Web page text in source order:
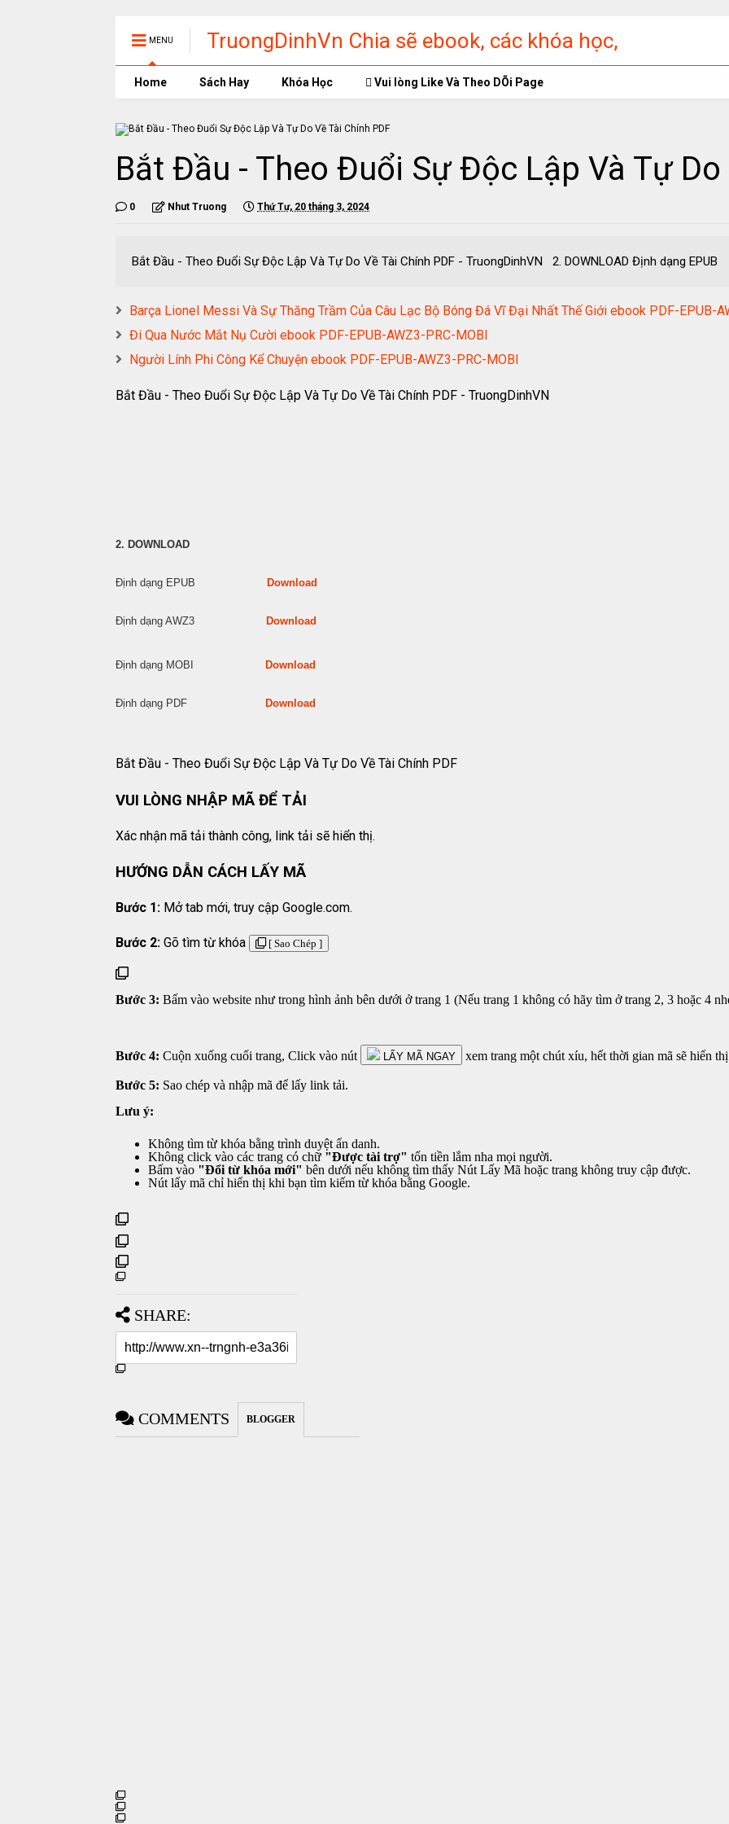
MENU
TruongDinhVn Chia sẽ ebook, các khóa học,
phần mềm học tập miễn phí
Home Sách Hay Khóa Học Vui lòng Like Và Theo DÕi Page
Bắt Đầu - Theo Đuổi Sự Độc Lập Và Tự Do
0 Nhut Truong Thứ Tư, 20 tháng 3, 2024
Bắt Đầu - Theo Đuổi Sự Độc Lập Và Tự Do Về Tài Chính PDF - TruongDinhVN 2. DOWNLOAD Định
Barça Lionel Messi Và Sự Thăng Trầm Của Câu Lạc Bộ Bóng Đá Vĩ Đại Nhất Thế Giới ebook PDF-EPUB-
Đi Qua Nước Mắt Nụ Cười ebook PDF-EPUB-AWZ3-PRC-MOBI
Người Lính Phi Công Kể Chuyện ebook PDF-EPUB-AWZ3-PRC-MOBI
Bắt Đầu - Theo Đuổi Sự Độc Lập Và Tự Do Về Tài Chính PDF - TruongDinhVN
2. DOWNLOAD
Định dạng EPUB Download
Định dạng AWZ3 Download
Định dạng MOBI Download
Định dạng PDF Download
Bắt Đầu - Theo Đuổi Sự Độc Lập Và Tự Do Về Tài Chính PDF
VUI LÒNG NHẬP MÃ ĐỂ TẢI
Xác nhận mã tải thành công, link tải sẽ hiển thị.
HƯỚNG DẪN CÁCH LẤY MÃ
Bước 1: Mở tab mới, truy cập Google.com.
Bước 2: Gõ tìm từ khóa [ Sao Chép ]
Bước 3: Bấm vào website như trong hình ảnh bên dưới ở trang 1 (Nếu trang 1 không có hãy tìm ở trang 2, 3 hoặc 4
Bước 4: Cuộn xuống cuối trang, Click vào nút LẤY MÃ NGAY xem trang một chút xíu, hết thời gian mã sẽ hiển
Bước 5: Sao chép và nhập mã để lấy link tải.
Lưu ý:
Không tìm từ khóa bằng trình duyệt ẩn danh.
Không click vào các trang có chữ "Được tài trợ" tốn tiền lắm nha mọi người.
Bấm vào "Đổi từ khóa mới" bên dưới nếu không tìm thấy Nút Lấy Mã hoặc trang không truy cập được.
Nút lấy mã chỉ hiển thị khi bạn tìm kiếm từ khóa bằng Google.
SHARE:
COMMENTS BLOGGER